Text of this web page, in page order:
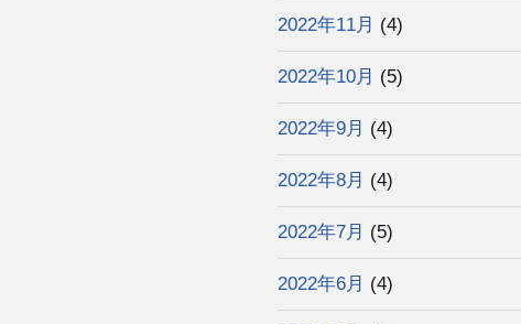
2022年11月 (4)
2022年10月 (5)
2022年9月 (4)
2022年8月 (4)
2022年7月 (5)
2022年6月 (4)